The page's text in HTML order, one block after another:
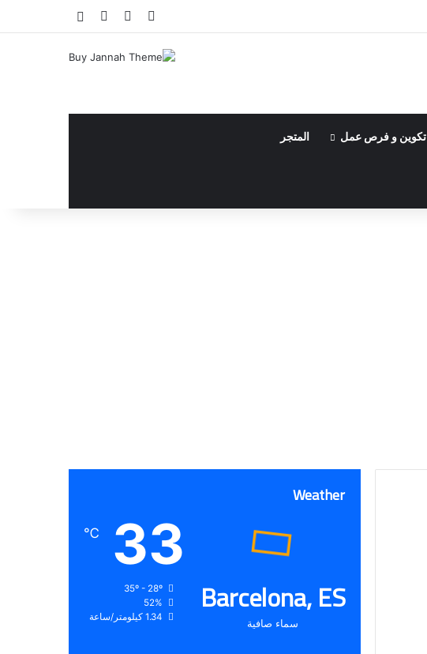
فيسبوكيوتيوب انستقرام
تكوين و فرص عمل المتجر
Weather
Barcelona, ES
سماء صافية
33
℃
35º - 28º
52%
1.34 كيلومتر/ساعة